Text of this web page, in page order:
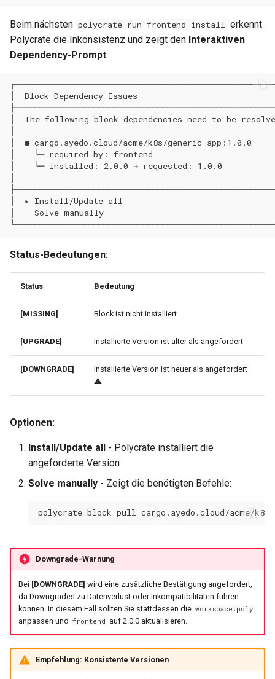
Beim nächsten polycrate run frontend install
erkennt
Polycrate die Inkonsistenz und zeigt den Interaktiven
Dependency-Prompt:
Status-Bedeutungen:
Status Bedeutung
[MISSING] Block ist nicht installiert
[UPGRADE] Installierte Version ist älter als angefordert
[DOWNGRADE]
Installierte Version ist neuer als angefordert
⚠️
Optionen:
Install/Update all - Polycrate installiert die
angeforderte Version
Solve manually - Zeigt die benötigten Befehle:
Downgrade-Warnung
Bei [DOWNGRADE] wird eine zusätzliche Bestätigung angefordert,
da Downgrades zu Datenverlust oder Inkompatibilitäten führen
können. In diesem Fall sollten Sie stattdessen die workspace.poly
anpassen und frontend auf 2.0.0 aktualisieren.
Empfehlung: Konsistente Versionen